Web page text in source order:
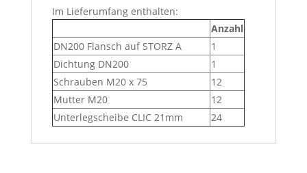
Im Lieferumfang enthalten:
Anzahl
DN200 Flansch auf STORZ A
1
Dichtung DN200
1
Schrauben M20 x 75
12
Mutter M20
12
Unterlegscheibe CLIC 21mm
24